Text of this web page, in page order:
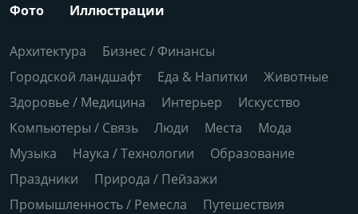
Фото Иллюстрации
Архитектура
Бизнес / Финансы
Городской ландшафт
Еда & Напитки
Животные
Здоровье / Медицина
Интерьер
Искусство
Компьютеры / Связь
Люди Места
Мода
Музыка
Наука / Технологии
Образование
Праздники
Природа / Пейзажи
Промышленность / Ремесла
Путешествия